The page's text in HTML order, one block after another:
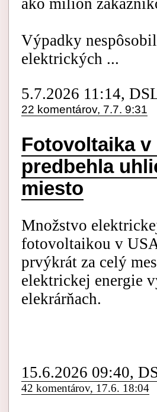
ako milión
Výpadky
elektrických ...
5.7.2026 11:14,
22 komentárov, 7.7. 9:31
Fotovoltaika
predbehla
miesto
Množstvo
fotovoltaikou v
prvýkrát za celý
elektrickej energie
elekrárňach.
15.6.2026 09:40,
42 komentárov, 17.6. 18:04